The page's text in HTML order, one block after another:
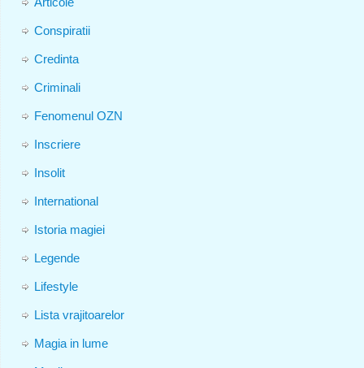
Conspiratii
Credinta
Criminali
Fenomenul OZN
Inscriere
Insolit
International
Istoria magiei
Legende
Lifestyle
Lista vrajitoarelor
Magia in lume